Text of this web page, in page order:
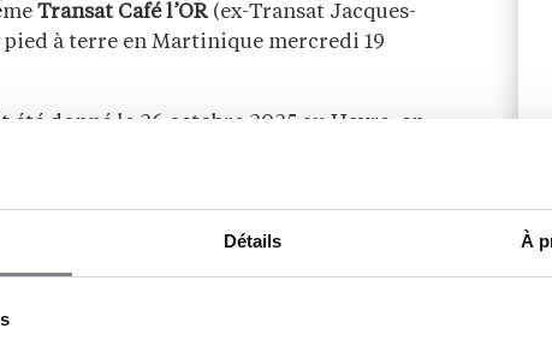
Détails À
Transat Café l’OR (ex-Transat Jacques-
pied à terre en Martinique mercredi 19
donné le 26 octobre 2025 au Havre, en
se sont hissés à la
marin. « L’objectif était clairement un top
t-il. D’autant plus que l’on avait fait une
le fait de faire autant de choses en même
. C’est difficile d’être bon partout. Même
prendre des décisions, après une course
«